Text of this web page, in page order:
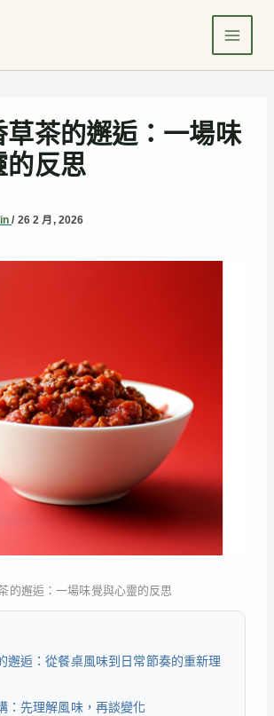
草茶的邂逅：一場味
的反思
/ 26 2 月, 2026
的邂逅：一場味覺與心靈的反思
邂逅：從餐桌風味到日常節奏的重新理
：先理解風味，再談變化